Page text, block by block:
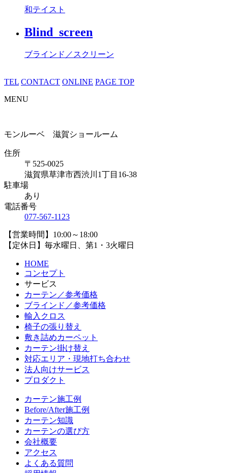
和テイスト
Blind_screen
ブラインド／スクリーン
TEL CONTACT ONLINE PAGE TOP
MENU
モンルーベ 滋賀ショールーム
住所
〒525-0025
滋賀県草津市西渋川1丁目16-38
駐車場
あり
電話番号
077-567-1123
【営業時間】10:00～18:00
【定休日】毎水曜日、第1・3火曜日
HOME
コンセプト
サービス
カーテン／参考価格
ブラインド／参考価格
輸入クロス
椅子の張り替え
敷き詰めカーペット
カーテン掛け替え
対応エリア・現地打ち合わせ
法人向けサービス
プロダクト
カーテン施工例
Before/After施工例
カーテン知識
カーテンの選び方
会社概要
アクセス
よくある質問